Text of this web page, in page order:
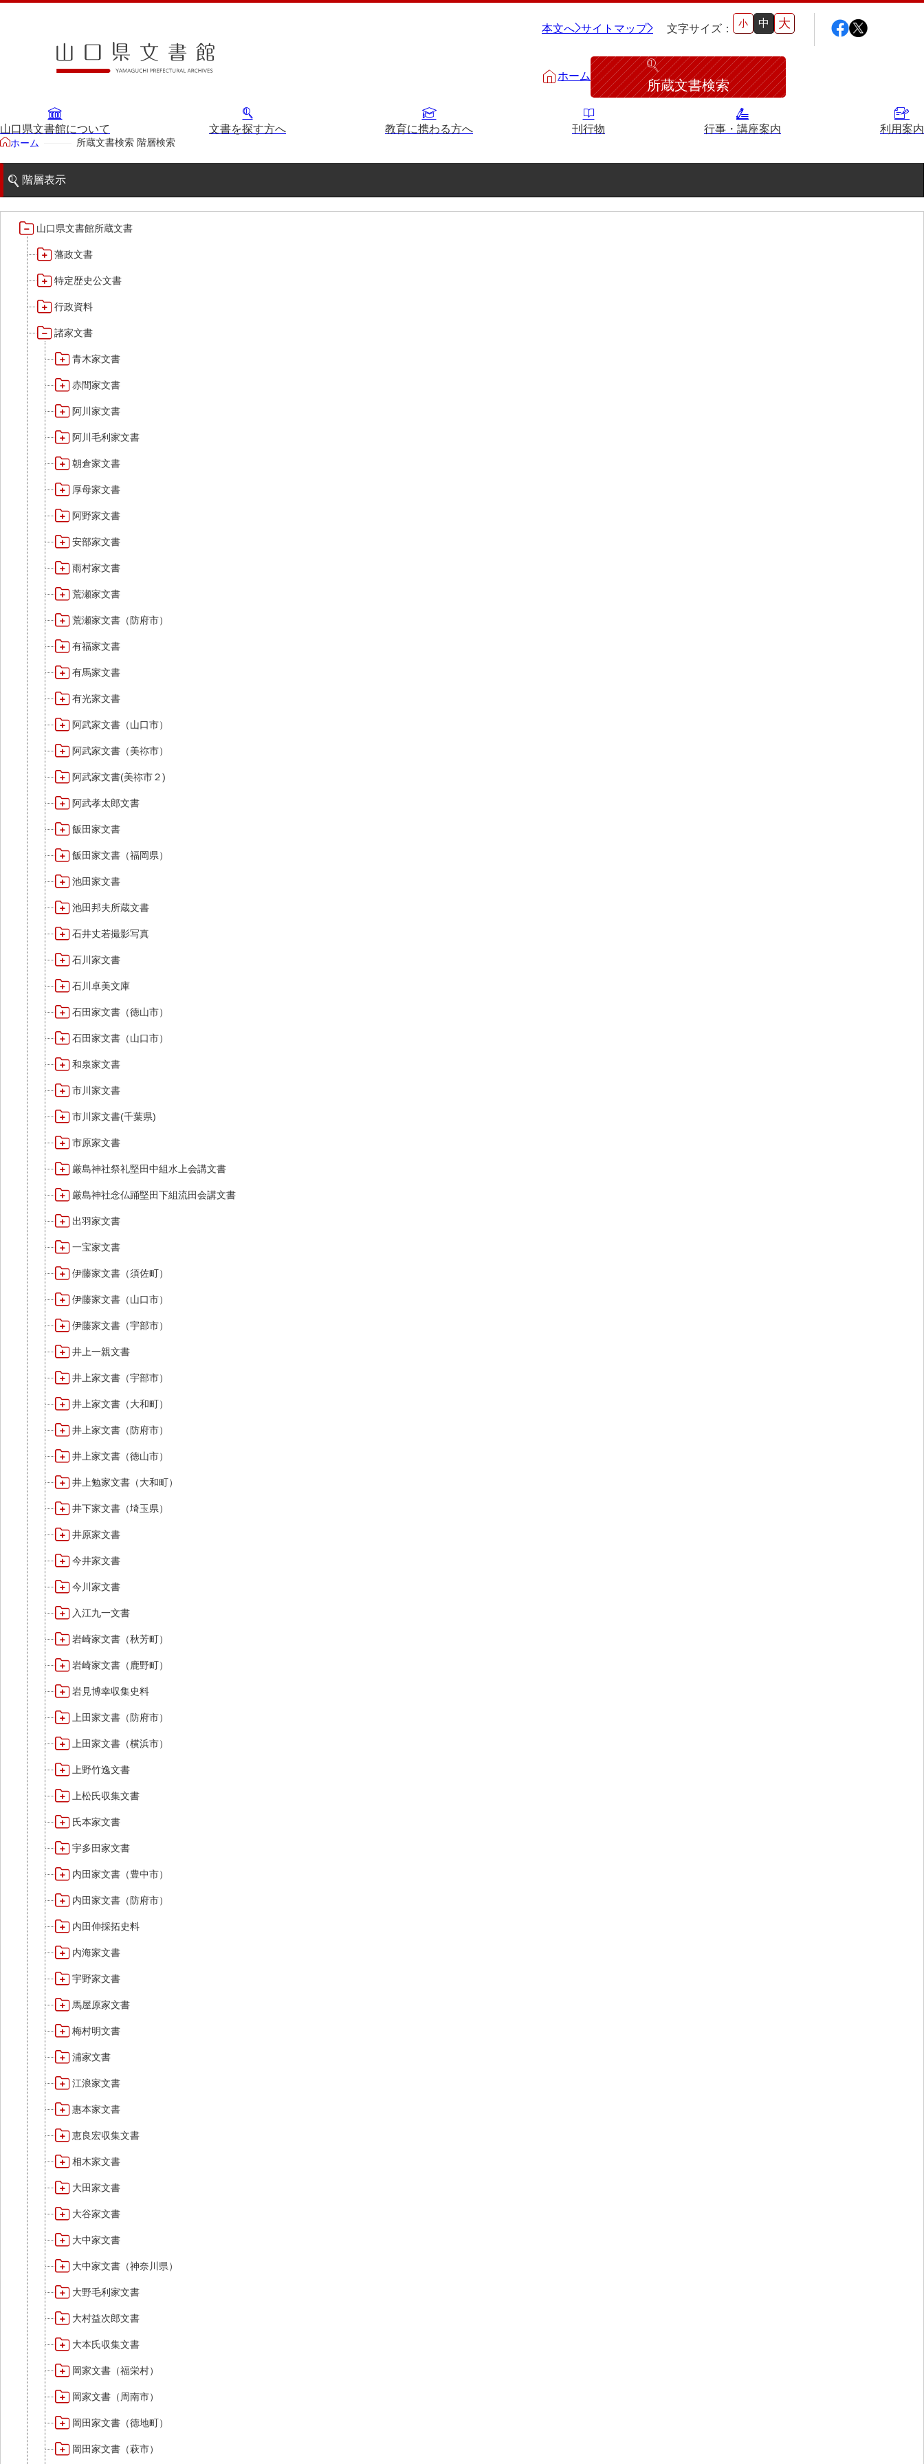
本文へ サイトマップ 文字サイズ： 小 中 大
ホーム
所蔵文書検索
山口県文書館について 文書を探す方へ 教育に携わる方へ 刊行物 行事・講座案内 利用案内
ホーム 所蔵文書検索 階層検索
階層表示
山口県文書館所蔵文書
藩政文書
特定歴史公文書
行政資料
諸家文書
青木家文書
赤間家文書
阿川家文書
阿川毛利家文書
朝倉家文書
厚母家文書
阿野家文書
安部家文書
雨村家文書
荒瀬家文書
荒瀬家文書（防府市）
有福家文書
有馬家文書
有光家文書
阿武家文書（山口市）
阿武家文書（美祢市）
阿武家文書(美祢市２)
阿武孝太郎文書
飯田家文書
飯田家文書（福岡県）
池田家文書
池田邦夫所蔵文書
石井丈若撮影写真
石川家文書
石川卓美文庫
石田家文書（徳山市）
石田家文書（山口市）
和泉家文書
市川家文書
市川家文書(千葉県)
市原家文書
厳島神社祭礼堅田中組水上会講文書
厳島神社念仏踊堅田下組流田会講文書
出羽家文書
一宝家文書
伊藤家文書（須佐町）
伊藤家文書（山口市）
伊藤家文書（宇部市）
井上一親文書
井上家文書（宇部市）
井上家文書（大和町）
井上家文書（防府市）
井上家文書（徳山市）
井上勉家文書（大和町）
井下家文書（埼玉県）
井原家文書
今井家文書
今川家文書
入江九一文書
岩崎家文書（秋芳町）
岩崎家文書（鹿野町）
岩見博幸収集史料
上田家文書（防府市）
上田家文書（横浜市）
上野竹逸文書
上松氏収集文書
氏本家文書
宇多田家文書
内田家文書（豊中市）
内田家文書（防府市）
内田伸採拓史料
内海家文書
宇野家文書
馬屋原家文書
梅村明文書
浦家文書
江浪家文書
惠本家文書
恵良宏収集文書
相木家文書
大田家文書
大谷家文書
大中家文書
大中家文書（神奈川県）
大野毛利家文書
大村益次郎文書
大本氏収集文書
岡家文書（福栄村）
岡家文書（周南市）
岡田家文書（徳地町）
岡田家文書（萩市）